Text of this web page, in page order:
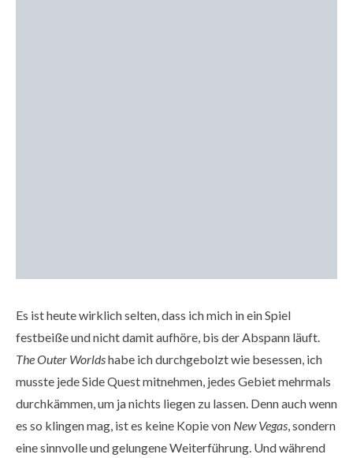
Es ist heute wirklich selten, dass ich mich in ein Spiel
festbeiße und nicht damit aufhöre, bis der Abspann läuft.
The Outer Worldshabe ich durchgebolzt wie besessen, ich
musste jede Side Quest mitnehmen, jedes Gebiet mehrmals
durchkämmen, um ja nichts liegen zu lassen. Denn auch wenn
es so klingen mag, ist es keine Kopie von New Vegas, sondern
eine sinnvolle und gelungene Weiterführung. Und während